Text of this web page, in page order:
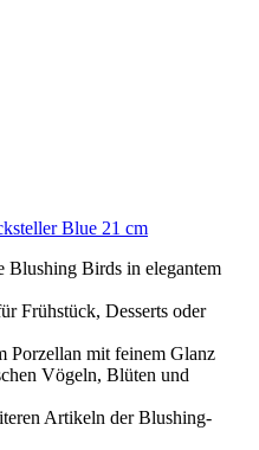
Blue 21 cm
Blushing Birds in elegantem
Frühstück, Desserts oder
Porzellan mit feinem Glanz
Vögeln, Blüten und
Artikeln der Blushing-